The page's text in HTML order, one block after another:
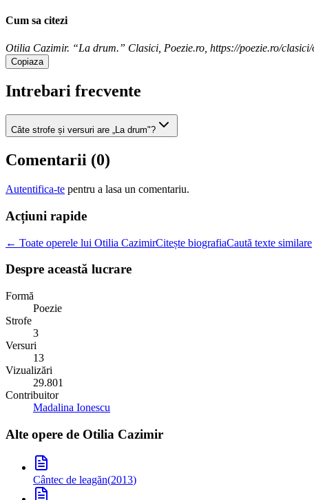
Cum sa citezi
Otilia Cazimir. “La drum.” Clasici, Poezie.ro, https://poezie.ro/
Copiaza
Intrebari frecvente
Câte strofe și versuri are „La drum"?
Comentarii (0)
Autentifica-te pentru a lasa un comentariu.
Acțiuni rapide
← Toate operele lui Otilia CazimirCitește biografiaCaută texte similare
Despre această lucrare
Formă
Poezie
Strofe
3
Versuri
13
Vizualizări
29.801
Contribuitor
Madalina Ionescu
Alte opere de Otilia Cazimir
Cântec de leagăn(2013)